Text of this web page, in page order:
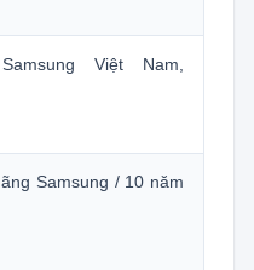
Power Freeze: Làm
Vân Tay + Bảng
Việt Nam,
Samsung / 10 năm